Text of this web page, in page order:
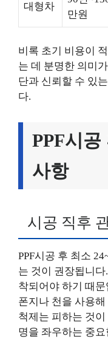
대형차
만원
비록 초기 비용이
는 데 분명한 의미
단과 신뢰할 수 있
다.
PPF시공
사항
시공 직후
PPF시공 후 최소
는 것이 권장됩니
착되어야 하기 때
폰지나 천을 사용
척제는 피하는 것
명을 좌우하는 중